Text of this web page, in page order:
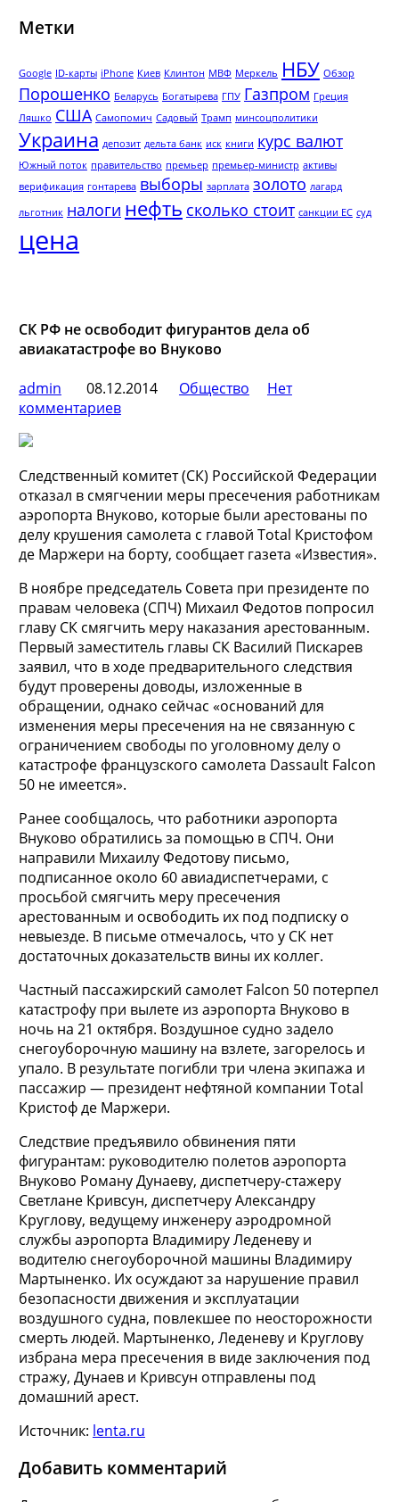
Метки
Google ID-карты iPhone Киев Клинтон МВФ Меркель НБУ Обзор
Порошенко Беларусь Богатырева ГПУ Газпром Греция
Ляшко США Самопомич Садовый Трамп минсоцполитики
Украина депозит дельта банк иск книги курс валют
Южный поток правительство премьер премьер-министр активы
верификация гонтарева выборы зарплата золото лагард
льготник налоги нефть сколько стоит санкции ЕС суд
цена
СК РФ не освободит фигурантов дела об
авиакатастрофе во Внуково
admin
08.12.2014 Общество
Нет
комментариев
Следственный комитет (СК) Российской Федерации
отказал в смягчении меры пресечения работникам
аэропорта Внуково, которые были арестованы по
делу крушения самолета c главой Total Кристофом
де Маржери на борту, сообщает газета «Известия».
В ноябре председатель Совета при президенте по
правам человека (СПЧ) Михаил Федотов попросил
главу СК смягчить меру наказания арестованным.
Первый заместитель главы СК Василий Пискарев
заявил, что в ходе предварительного следствия
будут проверены доводы, изложенные в
обращении, однако сейчас «оснований для
изменения меры пресечения на не связанную с
ограничением свободы по уголовному делу о
катастрофе французского самолета Dassault Falcon
50 не имеется».
Ранее сообщалось, что работники аэропорта
Внуково обратились за помощью в СПЧ. Они
направили Михаилу Федотову письмо,
подписанное около 60 авиадиспетчерами, с
просьбой смягчить меру пресечения
арестованным и освободить их под подписку о
невыезде. В письме отмечалось, что у СК нет
достаточных доказательств вины их коллег.
Частный пассажирский самолет Falcon 50 потерпел
катастрофу при вылете из аэропорта Внуково в
ночь на 21 октября. Воздушное судно задело
снегоуборочную машину на взлете, загорелось и
упало. В результате погибли три члена экипажа и
пассажир — президент нефтяной компании Total
Кристоф де Маржери.
Следствие предъявило обвинения пяти
фигурантам: руководителю полетов аэропорта
Внуково Роману Дунаеву, диспетчеру-стажеру
Светлане Кривсун, диспетчеру Александру
Круглову, ведущему инженеру аэродромной
службы аэропорта Владимиру Леденеву и
водителю снегоуборочной машины Владимиру
Мартыненко. Их осуждают за нарушение правил
безопасности движения и эксплуатации
воздушного судна, повлекшее по неосторожности
смерть людей. Мартыненко, Леденеву и Круглову
избрана мера пресечения в виде заключения под
стражу, Дунаев и Кривсун отправлены под
домашний арест.
Источник: lenta.ru
Добавить комментарий